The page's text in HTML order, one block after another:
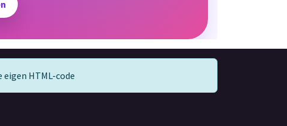
HTML-code